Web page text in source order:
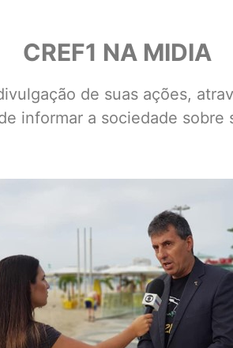
CREF1 NA MIDIA
de suas ações,
informar a sociedade sobre